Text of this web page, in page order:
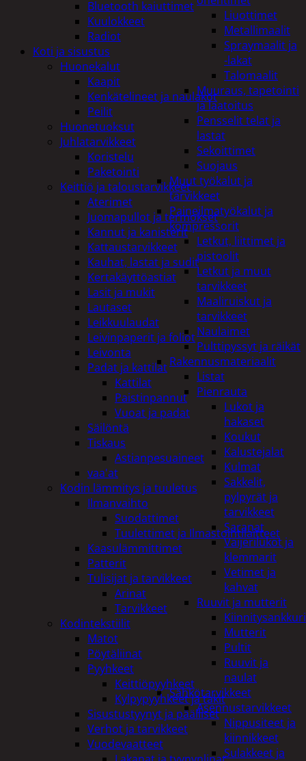
Liuottimet
Metallimaalit
Spraymaalit ja
-lakat
Talomaalit
Muuraus, tapetointi
ja laatoitus
Pensselit telat ja
lastat
Sekoittimet
Suojaus
Muut työkalut ja
tarvikkeet
Paineilmatyökalut ja
kompressorit
Letkut, liittimet ja
pistoolit
Letkut ja muut
tarvikkeet
Maaliruiskut ja
tarvikkeet
Naulaimet
Pulttipyssyt ja räikät
Rakennusmateriaalit
Listat
Pienrauta
Lukot ja
hakaset
Koukut
Kalustejalat
Kulmat
Sakkelit,
pylpyrät ja
tarvikkeet
Saranat
Vaijerilukot ja
klemmarit
Vetimet ja
kahvat
Ruuvit ja mutterit
Mutterit
Pultit
Ruuvit ja
naulat
Sähkötarvikkeet
Asennustarvikkeet
Nippusiteet ja
kiinnikkeet
Sulakkeet ja
Bluetooth kaiuttimet
Kuulokkeet
Radiot
Koti ja sisustus
Huonekalut
Kaapit
Kenkätelineet ja naulakot
Peilit
Huonetuoksut
Juhlatarvikkeet
Koristelu
Paketointi
Keittiö ja taloustarvikkeet
Aterimet
Juomapullot ja termokset
Kannut ja kanisterit
Kattaustarvikkeet
Kauhat, lastat ja sudit
Kertakäyttöastiat
Lasit ja mukit
Lautaset
Leikkuulaudat
Leivinpaperit ja foliot
Leivonta
Padat ja kattilat
Kattilat
Paistinpannut
Vuoat ja padat
Säilöntä
Tiskaus
Astianpesuaineet
vaa'at
Kodin lämmitys ja tuuletus
Ilmanvaihto
Suodattimet
Tuulettimet ja Ilmastointilaitteet
Kaasulämmittimet
Patterit
Tulisijat ja tarvikkeet
Arinat
Tarvikkeet
Kodintekstiilit
Matot
Pöytäliinat
Pyyhkeet
Keittiöpyyhkeet
Kylpypyyhkeet ja takit
Sisustustyynyt ja päälliset
Verhot ja tarvikkeet
Vuodevaatteet